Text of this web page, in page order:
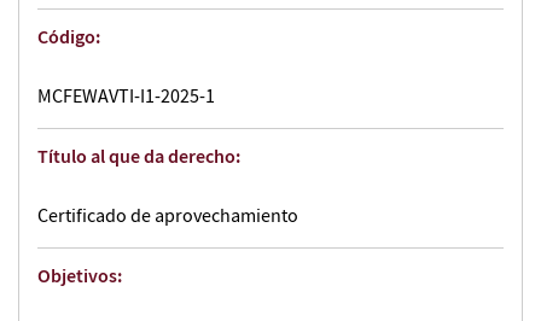
Código:
MCFEWAVTI-I1-2025-1
Título al que da derecho:
Certificado de aprovechamiento
Objetivos: